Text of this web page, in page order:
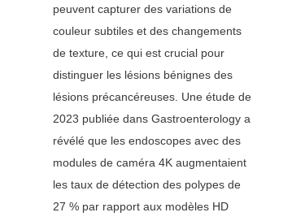
peuvent capturer des variations de
couleur subtiles et des changements
de texture, ce qui est crucial pour
distinguer les lésions bénignes des
lésions précancéreuses. Une étude de
2023 publiée dans Gastroenterology a
révélé que les endoscopes avec des
modules de caméra 4K augmentaient
les taux de détection des polypes de
27 % par rapport aux modèles HD